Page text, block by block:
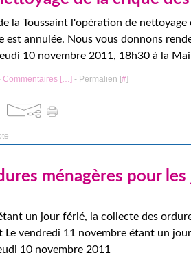
la Toussaint l'opération de
est annulée. Nous vous donnons
10 novembre 2011, 18h30 à la
Commentaires […] - Permalien [#]
ménagères pour
un jour férié, la collecte des
Le vendredi 11 novembre étant un
10 novembre 2011